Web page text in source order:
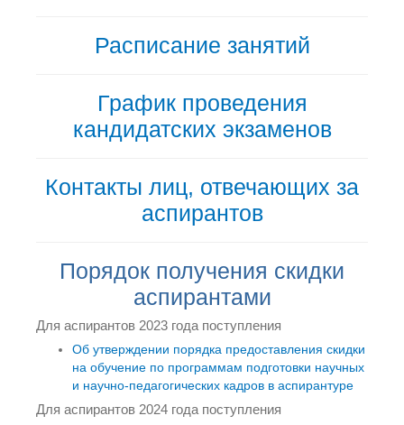
Расписание занятий
График проведения
кандидатских экзаменов
Контакты лиц, отвечающих за
аспирантов
Порядок получения скидки
аспирантами
Для аспирантов 2023 года поступления
Об утверждении порядка предоставления скидки
на обучение по программам подготовки научных
и научно-педагогических кадров в аспирантуре
Для аспирантов 2024 года поступления